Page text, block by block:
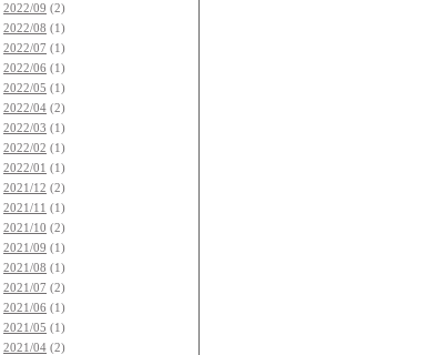
2022/09 (2)
2022/08 (1)
2022/07 (1)
2022/06 (1)
2022/05 (1)
2022/04 (2)
2022/03 (1)
2022/02 (1)
2022/01 (1)
2021/12 (2)
2021/11 (1)
2021/10 (2)
2021/09 (1)
2021/08 (1)
2021/07 (2)
2021/06 (1)
2021/05 (1)
2021/04 (2)